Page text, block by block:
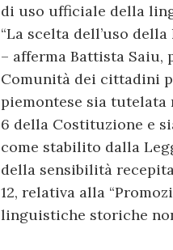
di uso ufficiale della
“La scelta dell’uso
– afferma Battista
Comunità dei cittadini
piemontese sia tutelata
6 della Costituzione e
come stabilito dalla
della sensibilità
12, relativa alla
linguistiche storiche